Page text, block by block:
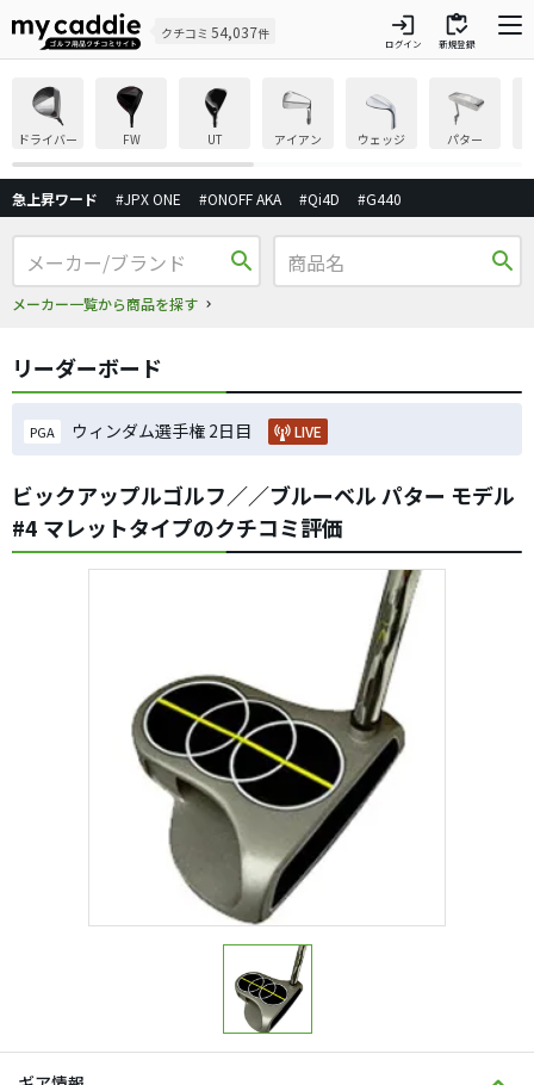
クチコミ 54,037件 login
ログイン
inventory
新規登録
ドライバー FW UT アイアン ウェッジ パター
急上昇ワード #JPX ONE #ONOFF AKA #Qi4D #G440
search
メーカー一覧から商品を探す
search
リーダーボード
PGA ウィンダム選手権 2日目 LIVE
ビックアップルゴルフ／／ブルーベル パター モデル
#4 マレットタイプのクチコミ評価